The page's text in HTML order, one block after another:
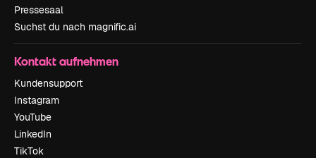
Pressesaal
Suchst du nach magnific.ai
Kontakt aufnehmen
Kundensupport
Instagram
YouTube
LinkedIn
TikTok